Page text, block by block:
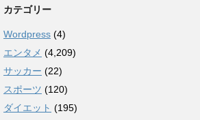
カテゴリー
Wordpress (4)
エンタメ (4,209)
サッカー (22)
スポーツ (120)
ダイエット (195)